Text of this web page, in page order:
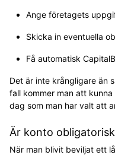
Ange företagets
Skicka in eventuella
Få automatisk
Det är inte krångligare än
fall kommer man att
dag som man har valt att
Är konto
När man blivit beviljat ett